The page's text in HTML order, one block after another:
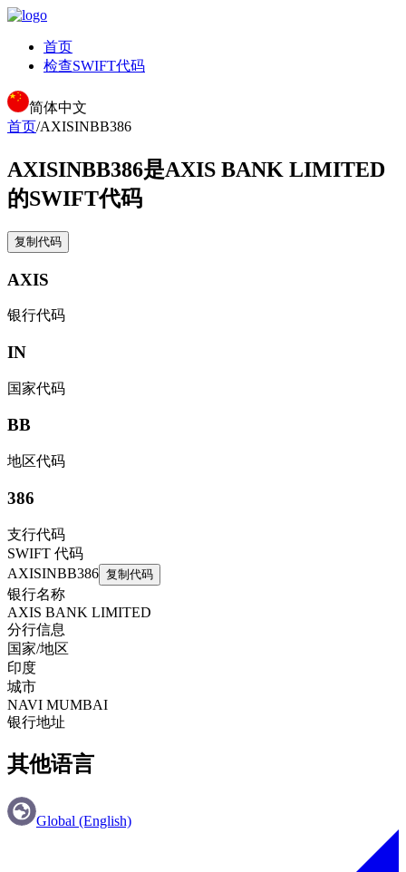
首页
检查SWIFT代码
简体中文
首页/AXISINBB386
AXISINBB386是AXIS BANK LIMITED
的SWIFT代码
复制代码
AXIS
银行代码
IN
国家代码
BB
地区代码
386
支行代码
SWIFT 代码
AXISINBB386 复制代码
银行名称
AXIS BANK LIMITED
分行信息
国家/地区
印度
城市
NAVI MUMBAI
银行地址
其他语言
Global (English)